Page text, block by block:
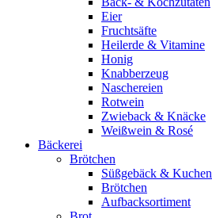
Eier
Fruchtsäfte
Heilerde & Vitamine
Honig
Knabberzeug
Naschereien
Rotwein
Zwieback & Knäcke
Weißwein & Rosé
Bäckerei
Brötchen
Süßgebäck & Kuchen
Brötchen
Aufbacksortiment